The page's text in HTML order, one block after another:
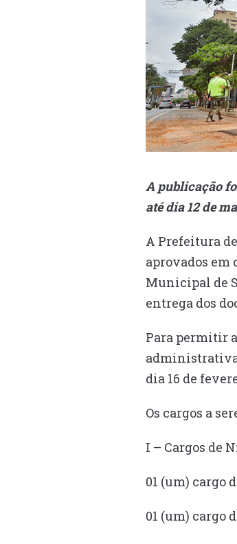
A publicação
até dia 12 de
A Prefeitura
aprovados
Municipal de
entrega dos
Para permitir
dia 16 de
Os cargos a
I – Cargos de
01 (um) cargo
01 (um) cargo